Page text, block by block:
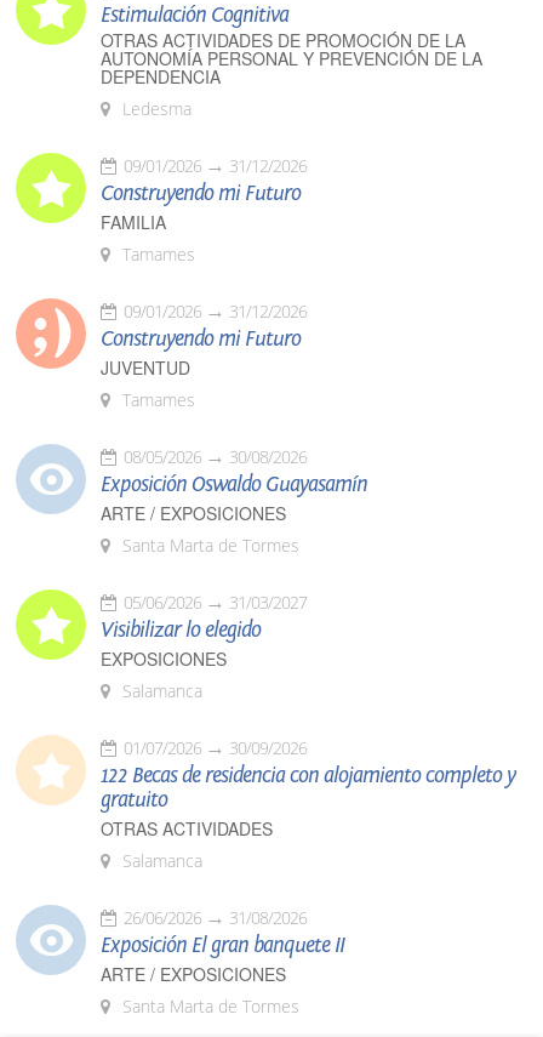
Estimulación Cognitiva
OTRAS ACTIVIDADES DE PROMOCIÓN DE LA
AUTONOMÍA PERSONAL Y PREVENCIÓN DE LA
DEPENDENCIA
Ledesma
09/01/2026 31/12/2026
Construyendo mi Futuro
FAMILIA
Tamames
09/01/2026 31/12/2026
Construyendo mi Futuro
JUVENTUD
Tamames
08/05/2026 30/08/2026
Exposición Oswaldo Guayasamín
ARTE / EXPOSICIONES
Santa Marta de Tormes
05/06/2026 31/03/2027
Visibilizar lo elegido
EXPOSICIONES
Salamanca
01/07/2026 30/09/2026
122 Becas de residencia con alojamiento completo y
gratuito
OTRAS ACTIVIDADES
Salamanca
26/06/2026 31/08/2026
Exposición El gran banquete II
ARTE / EXPOSICIONES
Santa Marta de Tormes